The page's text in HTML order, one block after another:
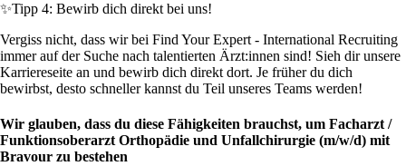
✨Tipp 4: Bewirb dich direkt bei uns!
Vergiss nicht, dass wir bei Find Your Expert - International Recruiting
immer auf der Suche nach talentierten Ärzt:innen sind! Sieh dir unsere
Karriereseite an und bewirb dich direkt dort. Je früher du dich
bewirbst, desto schneller kannst du Teil unseres Teams werden!
Wir glauben, dass du diese Fähigkeiten brauchst, um Facharzt /
Funktionsoberarzt Orthopädie und Unfallchirurgie (m/w/d) mit
Bravour zu bestehen